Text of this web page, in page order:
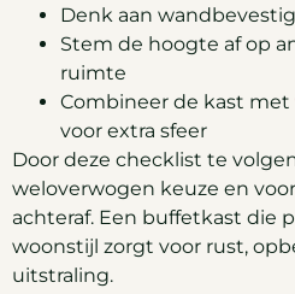
Denk aan
Stem de hoogte af op
ruimte
Combineer de kast met
voor extra sfeer
Door deze checklist te
weloverwogen keuze en
achteraf. Een buffetkast die
woonstijl zorgt voor rust,
uitstraling.